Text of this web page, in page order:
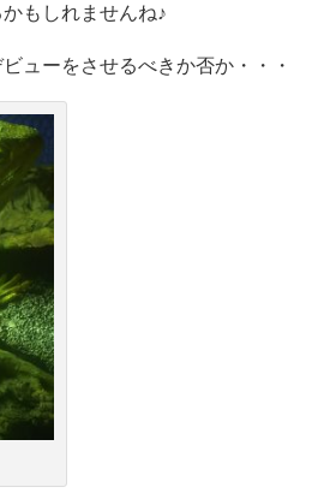
もしれませんね♪
ューをさせるべきか否か・・・